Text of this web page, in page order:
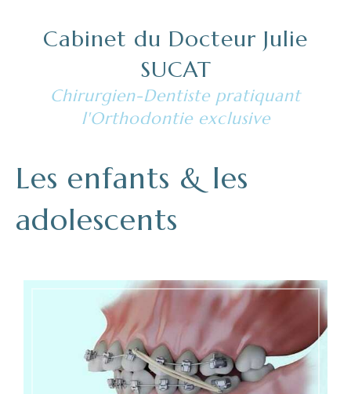
Cabinet du Docteur Julie
SUCAT
Chirurgien-Dentiste pratiquant
l'Orthodontie exclusive
Les enfants & les
adolescents